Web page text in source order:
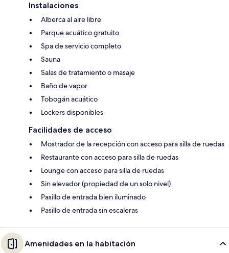
Instalaciones
Alberca al aire libre
Parque acuático gratuito
Spa de servicio completo
Sauna
Salas de tratamiento o masaje
Baño de vapor
Tobogán acuático
Lockers disponibles
Facilidades de acceso
Mostrador de la recepción con acceso para silla de ruedas
Restaurante con acceso para silla de ruedas
Lounge con acceso para silla de ruedas
Sin elevador (propiedad de un solo nivel)
Pasillo de entrada bien iluminado
Pasillo de entrada sin escaleras
Amenidades en la habitación